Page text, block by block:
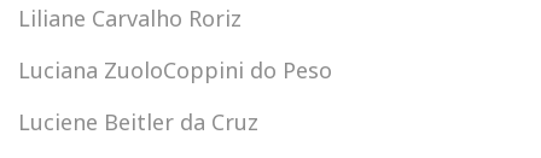
Liliane Carvalho Roriz
Luciana ZuoloCoppini do Peso
Luciene Beitler da Cruz